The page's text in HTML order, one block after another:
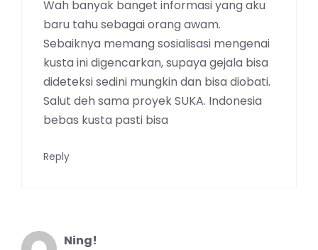
Wah banyak banget informasi yang aku
baru tahu sebagai orang awam.
Sebaiknya memang sosialisasi mengenai
kusta ini digencarkan, supaya gejala bisa
dideteksi sedini mungkin dan bisa diobati.
Salut deh sama proyek SUKA. Indonesia
bebas kusta pasti bisa
Reply
Ning!